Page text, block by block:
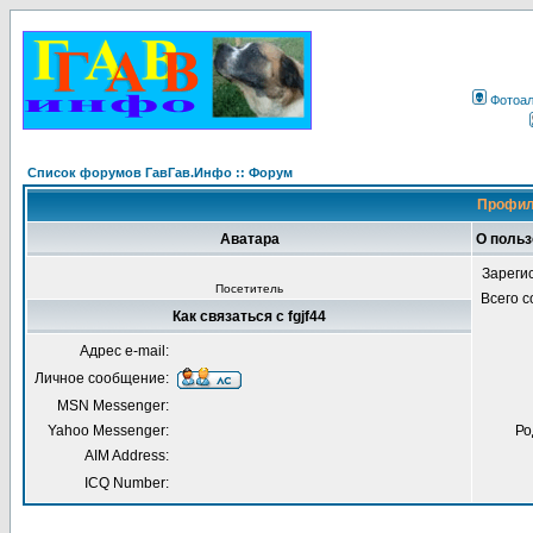
Список форумов ГавГав.Инфо :: Форум
Аватара О
Посетитель
Всего
Как связаться с fgjf44
Адрес e-mail:
Личное сообщение:
MSN Messenger:
Yahoo Messenger:
AIM Address:
ICQ Number: